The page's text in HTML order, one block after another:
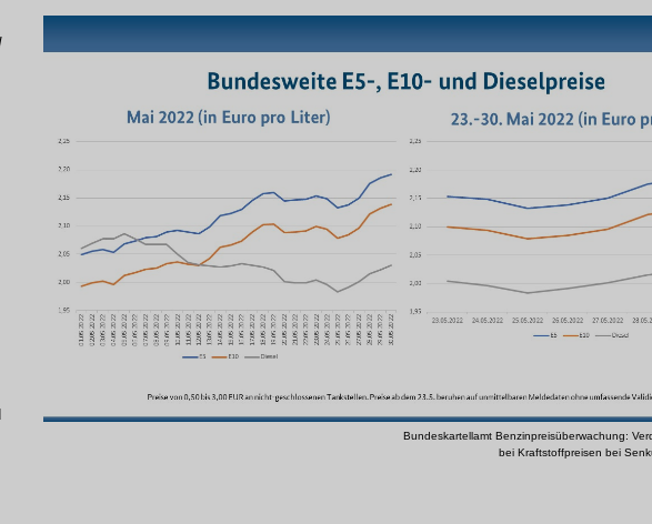
Bundeskartellamt Benzinpreisüberwachung:
bei Kraftstoffpreisen bei